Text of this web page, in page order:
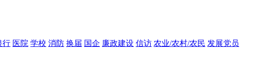
行 医院 学校 消防 换届 国企 廉政建设 信访 农业/农村/农民 发展党员